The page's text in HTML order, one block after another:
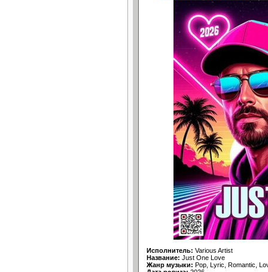
Исполнитель: Various Artist
Название: Just One Love
Жанр музыки: Pop, Lyric, Romantic,